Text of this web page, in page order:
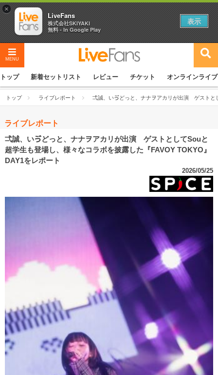
MENU
トップ 新着セットリスト レビュー チケット オンラインライブ
トップ ライブレポート 弌誠、いゔどっと、ナナヲアカリが出演 ゲストと
ライブレポート
弌誠、いゔどっと、ナナヲアカリが出演 ゲストとしてSouと
超学生も登場し、様々なコラボを披露した『FAVOY TOKYO』
DAY1をレポート
2026/05/25
×
LiveFans
株式会社SKIYAKI
無料 - In Google Play
表示